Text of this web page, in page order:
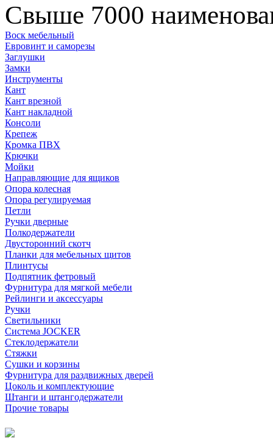
Свыше 7000
Воск мебельный
Евровинт и саморезы
Заглушки
Замки
Инструменты
Кант
Кант врезной
Кант накладной
Консоли
Крепеж
Кромка ПВХ
Крючки
Мойки
Направляющие для ящиков
Опора колесная
Опора регулируемая
Петли
Ручки дверные
Полкодержатели
Двусторонний скотч
Планки для мебельных щитов
Плинтусы
Подпятник фетровый
Фурнитура для мягкой мебели
Рейлинги и аксессуары
Ручки
Светильники
Система JOCKER
Стеклодержатели
Стяжки
Сушки и корзины
Фурнитура для раздвижных дверей
Цоколь и комплектующие
Штанги и штангодержатели
Прочие товары